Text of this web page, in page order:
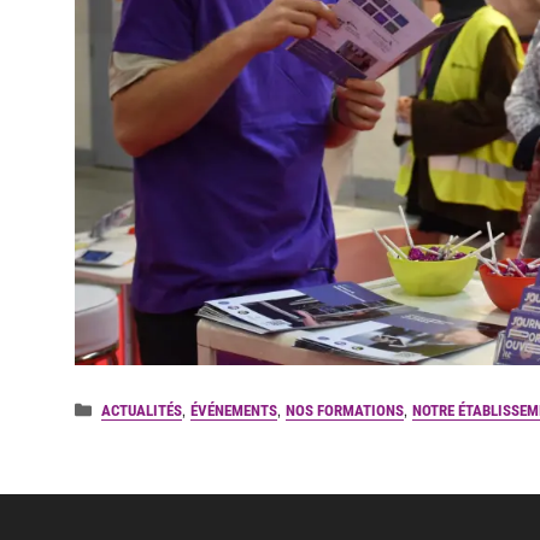
Catégories
ACTUALITÉS, ÉVÉNEMENTS, NOS FORMATIONS, NOTRE